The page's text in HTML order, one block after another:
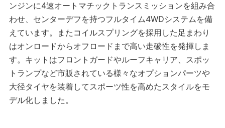
ンジンに4速オートマチックトランスミッションを組み合
わせ、センターデフを持つフルタイム4WDシステムを備
えています。またコイルスプリングを採用した足まわり
はオンロードからオフロードまで高い走破性を発揮しま
す。キットはフロントガードやルーフキャリア、スポッ
トランプなど市販されている様々なオプションパーツや
大径タイヤを装着してスポーツ性を高めたスタイルをモ
デル化しました。